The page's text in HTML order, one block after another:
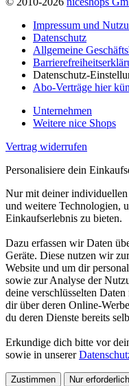
Impressum und
Datenschutz
Allgemeine
Datenschutz-
Abo-Verträge hier
Unternehmen
Weitere nice Shops
Vertrag widerrufen
Personalisiere dein
Nur mit deiner
und weitere Technologien,
Einkaufserlebnis zu bieten.
Dazu erfassen wir Daten
Geräte. Diese nutzen wir
Website und um dir
sowie zur Analyse der
deine verschlüsselten
dir über deren Online-
du deren Dienste bereits
Erkundige dich bitte vor
sowie in unserer
Zustimmen Nur